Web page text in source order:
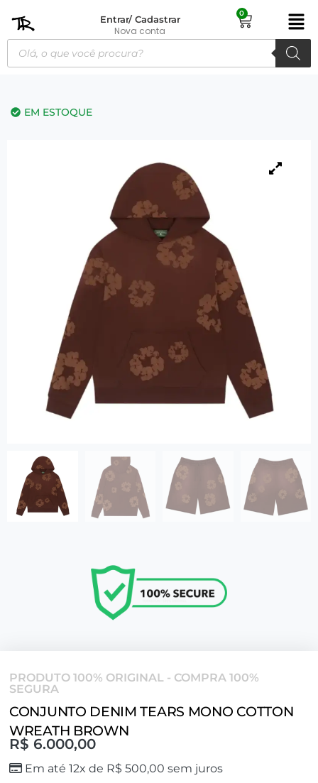
Entrar/ Cadastrar
Nova conta
0
EM ESTOQUE
PRODUTO 100% ORIGINAL - COMPRA 100%
SEGURA
CONJUNTO DENIM TEARS MONO COTTON
WREATH BROWN
R$ 6.000,00
Em até 12x de R$ 500,00 sem juros